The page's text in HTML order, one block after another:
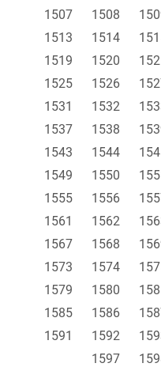
1507
1508
1513
1514
1519
1520
1525
1526
1531
1532
1537
1538
1543
1544
1549
1550
1555
1556
1561
1562
1567
1568
1573
1574
1579
1580
1585
1586
1591
1592
1597